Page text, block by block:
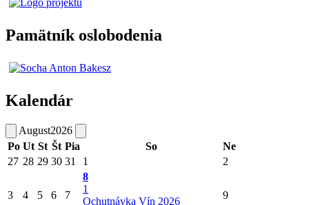
Pamätník oslobodenia
Kalendár
August2026
Po Ut St Št Pia So
Ne
27 28 29 30 31 1 2
3 4 5 6 7
8
1
Ochutnávka Vín 2026
9